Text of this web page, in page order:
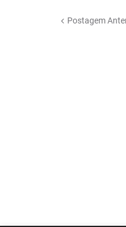
Postagem